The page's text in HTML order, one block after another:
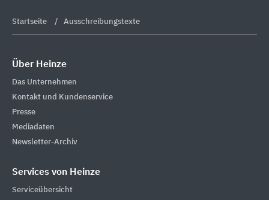
Startseite Ausschreibungstexte
Über Heinze
Das Unternehmen
Kontakt und Kundenservice
Presse
Mediadaten
Newsletter-Archiv
Services von Heinze
Serviceübersicht